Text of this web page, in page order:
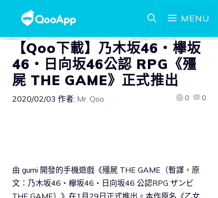
MENU
【Qoo下載】乃木坂46・欅坂
46・日向坂46公認 RPG《殭
屍 THE GAME》正式推出
2020/02/03 作者: Mr. Qoo 0 0
由 gumi 開發的手機遊戲《殭屍 THE GAME（暫譯，原
文：乃木坂46・欅坂46・日向坂46 公認RPG ザンビ
THE GAME）》在1月29日正式推出。本作原名《乙女